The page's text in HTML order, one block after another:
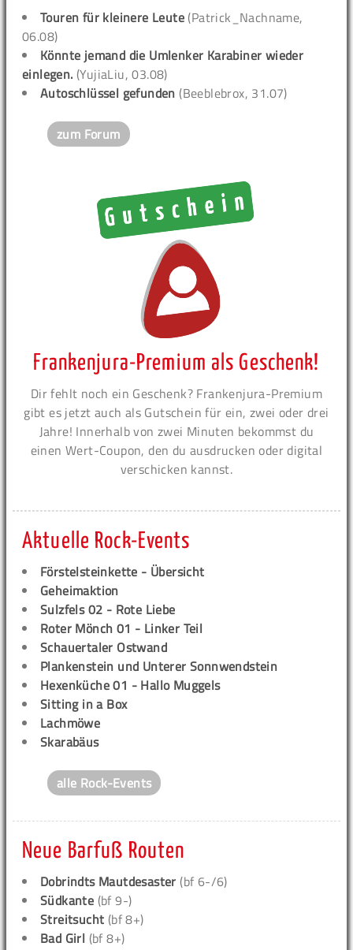
Touren für kleinere Leute (Patrick_Nachname,
06.08)
Könnte jemand die Umlenker Karabiner wieder
einlegen. (YujiaLiu, 03.08)
Autoschlüssel gefunden (Beeblebrox, 31.07)
zum Forum
Frankenjura-Premium als Geschenk!
Dir fehlt noch ein Geschenk? Frankenjura-Premium
gibt es jetzt auch als Gutschein für ein, zwei oder drei
Jahre! Innerhalb von zwei Minuten bekommst du
einen Wert-Coupon, den du ausdrucken oder digital
verschicken kannst.
Aktuelle Rock-Events
Förstelsteinkette - Übersicht
Geheimaktion
Sulzfels 02 - Rote Liebe
Roter Mönch 01 - Linker Teil
Schauertaler Ostwand
Plankenstein und Unterer Sonnwendstein
Hexenküche 01 - Hallo Muggels
Sitting in a Box
Lachmöwe
Skarabäus
alle Rock-Events
Neue Barfuß Routen
Dobrindts Mautdesaster (bf 6-/6)
Südkante (bf 9-)
Streitsucht (bf 8+)
Bad Girl (bf 8+)